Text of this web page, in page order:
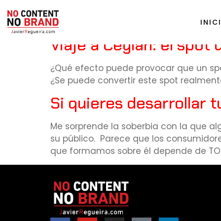
Tag: adolfo
Viaje a Ceylan: el spot
¿Qué efecto puede provocar que un
¿Se puede convertir este spot
Si quieres desarrollar
Me sorprende la soberbia con la que
su público. Parece que los
que formamos sobre él depende de